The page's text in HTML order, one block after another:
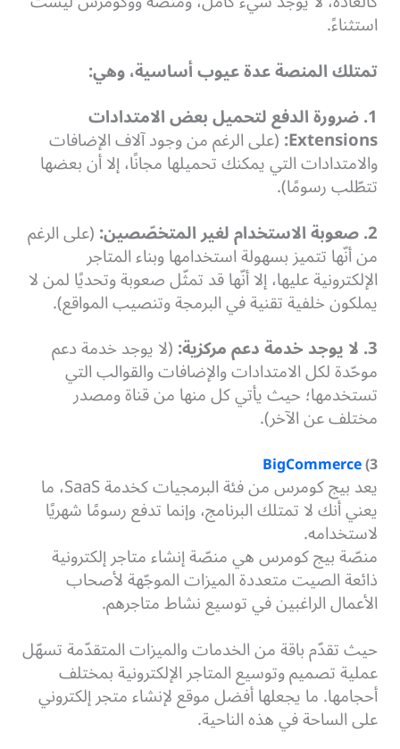
استثناءً.
تمتلك المنصة عدة عيوب أساسية، وهي:
1. ضرورة الدفع لتحميل بعض الامتدادات
Extensions:
(على الرغم من وجود آلاف الإضافات
والامتدادات التي يمكنك تحميلها مجانًا، إلا أن بعضها
تتطّلب رسومًا).
2. صعوبة الاستخدام لغير المتخصّصين:
(على الرغم
من أنّها تتميز بسهولة استخدامها وبناء المتاجر
الإلكترونية عليها، إلا أنّها قد تمثّل صعوبة وتحديًا لمن لا
يملكون خلفية تقنية في البرمجة وتنصيب المواقع).
3. لا يوجد خدمة دعم مركزية:
(لا يوجد خدمة دعم
موحّدة لكل الامتدادات والإضافات والقوالب التي
تستخدمها؛ حيث يأتي كل منها من قناة ومصدر
مختلف عن الآخر).
3)
BigCommerce
يعد بيج كومرس من فئة البرمجيات كخدمة SaaS، ما
يعني أنك لا تمتلك البرنامج، وإنما تدفع رسومًا شهريًا
لاستخدامه.
منصّة بيج كومرس هي منصّة إنشاء متاجر إلكترونية
ذائعة الصيت متعددة الميزات الموجّهة لأصحاب
الأعمال الراغبين في توسيع نشاط متاجرهم.
حيث تقدّم باقة من الخدمات والميزات المتقدّمة تسهّل
عملية تصميم وتوسيع المتاجر الإلكترونية بمختلف
أحجامها. ما يجعلها أفضل موقع لإنشاء متجر إلكتروني
على الساحة في هذه الناحية.